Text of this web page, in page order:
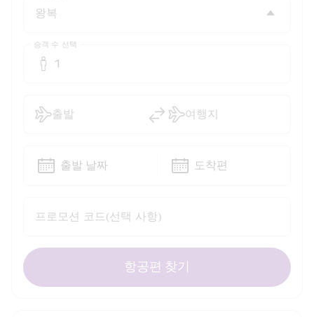
승객 수 선택
1
프로모션 코드(선택 사항)
출발 여행지
출발 날짜 도착편
항공편 찾기